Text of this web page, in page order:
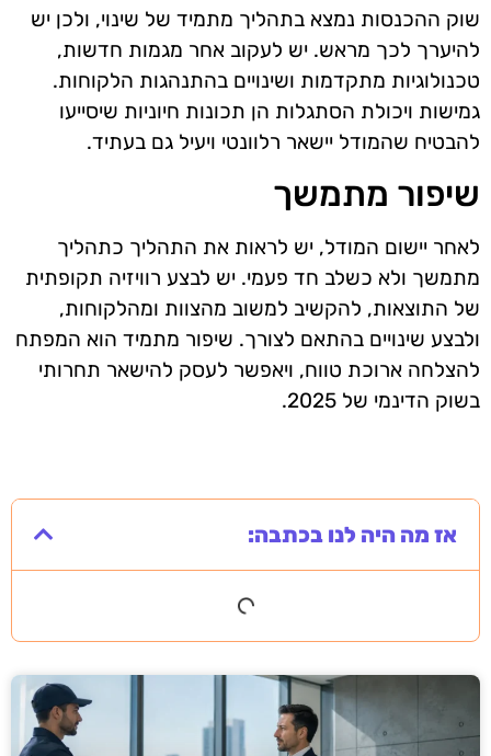
שוק ההכנסות נמצא בתהליך מתמיד של שינוי, ולכן יש
להיערך לכך מראש. יש לעקוב אחר מגמות חדשות,
טכנולוגיות מתקדמות ושינויים בהתנהגות הלקוחות.
גמישות ויכולת הסתגלות הן תכונות חיוניות שיסייעו
להבטיח שהמודל יישאר רלוונטי ויעיל גם בעתיד.
שיפור מתמשך
לאחר יישום המודל, יש לראות את התהליך כתהליך
מתמשך ולא כשלב חד פעמי. יש לבצע רוויזיה תקופתית
של התוצאות, להקשיב למשוב מהצוות ומהלקוחות,
ולבצע שינויים בהתאם לצורך. שיפור מתמיד הוא המפתח
להצלחה ארוכת טווח, ויאפשר לעסק להישאר תחרותי
בשוק הדינמי של 2025.
אז מה היה לנו בכתבה: